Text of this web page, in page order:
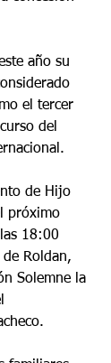
el tercer
del
próximo
18:00
Roldan,
Solemne la